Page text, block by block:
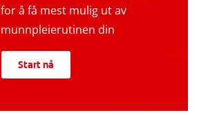
for å få mest mulig ut av
munnpleierutinen din
Start nå